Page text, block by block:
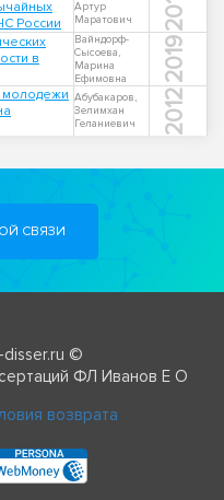
России
Артур
Маратович
в
Вайндорф-
Сысоева,
Марина
Ефимовна
2019
молодежи Абубакаров,
Зелимхан
Геланиевич
2012
СВЯЗИ
©
ФЛ Иванов Е О
возврата